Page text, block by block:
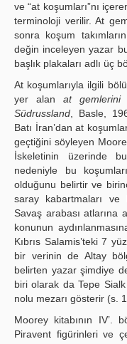
ve “at koşumları”nı
terminoloji verilir. At
sonra koşum
değin inceleyen yazar
başlık plakaları adlı üç
At koşumlarıyla ilgili
yer alanat gemlerini
Südrussland , Basle,
Batı İran’dan at
geçtiğini söyleyen
İskeletinin üzerinde
nedeniyle bu
olduğunu belirtir ve
saray kabartmaları ve
Savaş arabası
konunun
Kıbrıs Salamis’teki 7
bir verinin de Altay
belirten yazar şimdiye
biri olarak da Tepe
nolu mezarı gösterir (s.
Moorey kitabının IV’.
Piravent figürinleri ve